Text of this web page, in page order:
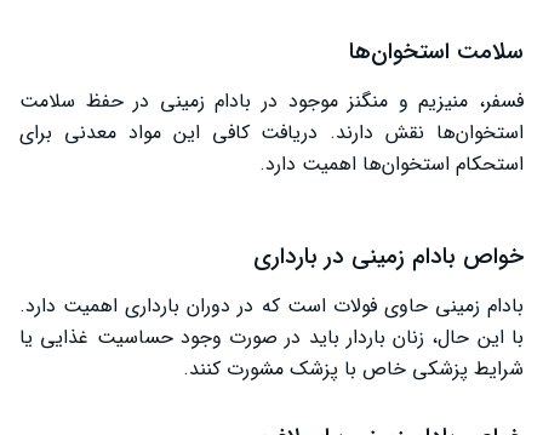
سلامت استخوان‌ها
فسفر، منیزیم و منگنز موجود در بادام زمینی در حفظ سلامت
استخوان‌ها نقش دارند. دریافت کافی این مواد معدنی برای
استحکام استخوان‌ها اهمیت دارد.
خواص بادام زمینی در بارداری
بادام زمینی حاوی فولات است که در دوران بارداری اهمیت دارد.
با این حال، زنان باردار باید در صورت وجود حساسیت غذایی یا
شرایط پزشکی خاص با پزشک مشورت کنند.